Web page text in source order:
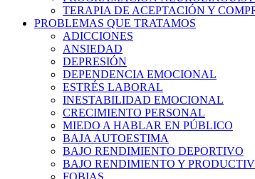
TERAPIA DE ACEPTACIÓN Y
PROBLEMAS QUE TRATAMOS
ADICCIONES
ANSIEDAD
DEPRESIÓN
DEPENDENCIA EMOCIONAL
ESTRÉS LABORAL
INESTABILIDAD EMOCIONAL
CRECIMIENTO PERSONAL
MIEDO A HABLAR EN PÚBLICO
BAJA AUTOESTIMA
BAJO RENDIMIENTO DEPORTIVO
BAJO RENDIMIENTO Y
FOBIAS